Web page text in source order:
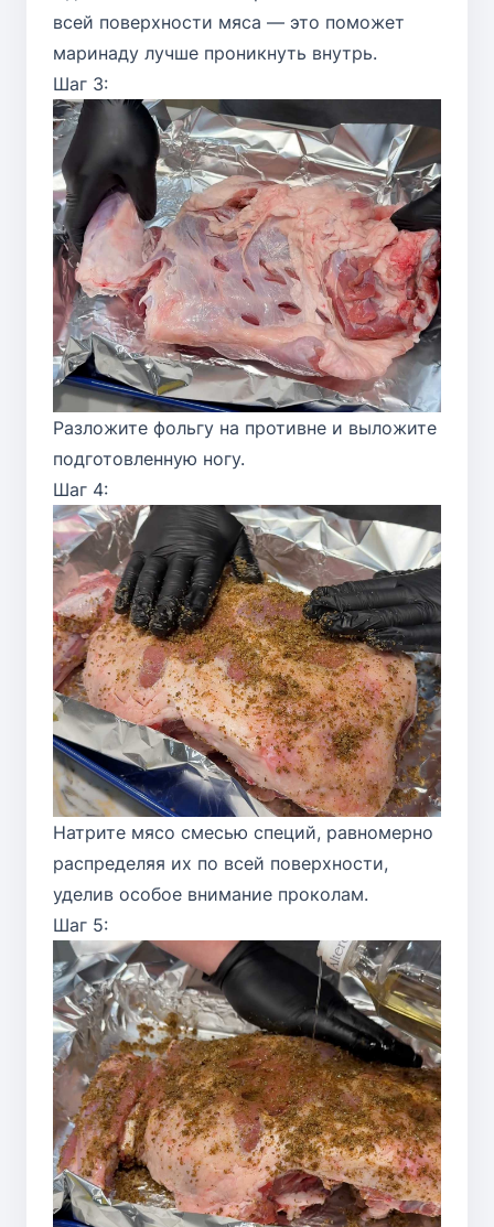
всей поверхности мяса — это поможет
маринаду лучше проникнуть внутрь.
Шаг 3:
Разложите фольгу на противне и выложите
подготовленную ногу.
Шаг 4:
Натрите мясо смесью специй, равномерно
распределяя их по всей поверхности,
уделив особое внимание проколам.
Шаг 5: